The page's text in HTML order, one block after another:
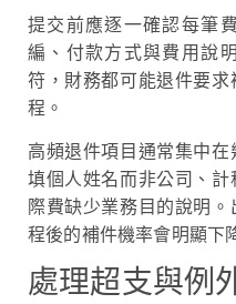
提交前應逐一確認每筆
編、付款方式與費用說
符，財務都可能退件要
程。
高頻退件項目通常集中
填個人姓名而非公司、
際費缺少業務目的說明
程後的補件機率會明顯下
處理超支與例